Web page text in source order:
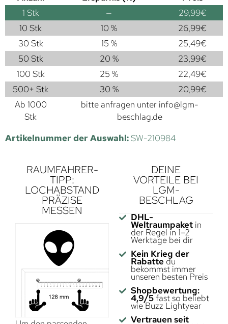
1 Stk — 29,99€
10 Stk
10 % 26,99€
30 Stk
15 % 25,49€
50 Stk
20 % 23,99€
100 Stk
25 % 22,49€
500+ Stk
30 % 20,99€
Ab 1000
Stk
bitte anfragen unter info@lgm-
beschlag.de
Artikelnummer der Auswahl:SW-210984
RAUMFAHRER-
TIPP:
LOCHABSTAND
PRÄZISE
MESSEN
DEINE
VORTEILE BEI
LGM-
BESCHLAG
DHL-
Weltraumpaketin
der Regel in 1–2
Werktage bei dir
Kein Krieg der
Rabatte du
bekommst immer
unseren besten Preis
Shopbewertung:
4,9/5fast so beliebt
wie Buzz Lightyear
Vertrauen seit